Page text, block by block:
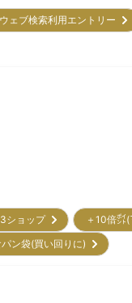
ウェブ検索利用エントリー
3ショップ
＋10倍
パン袋(買い回りに)